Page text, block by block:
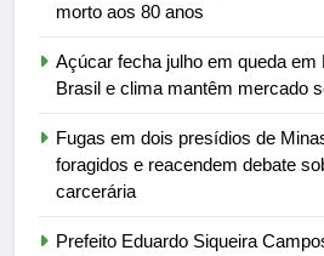
morto aos 80 anos
Açúcar fecha julho em queda em
Brasil e clima mantêm mercado
Fugas em dois presídios de
foragidos e reacendem debate
carcerária
Prefeito Eduardo Siqueira